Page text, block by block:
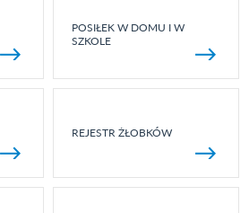
POSIŁEK W DOMU I W
SZKOLE
REJESTR ŻŁOBKÓW